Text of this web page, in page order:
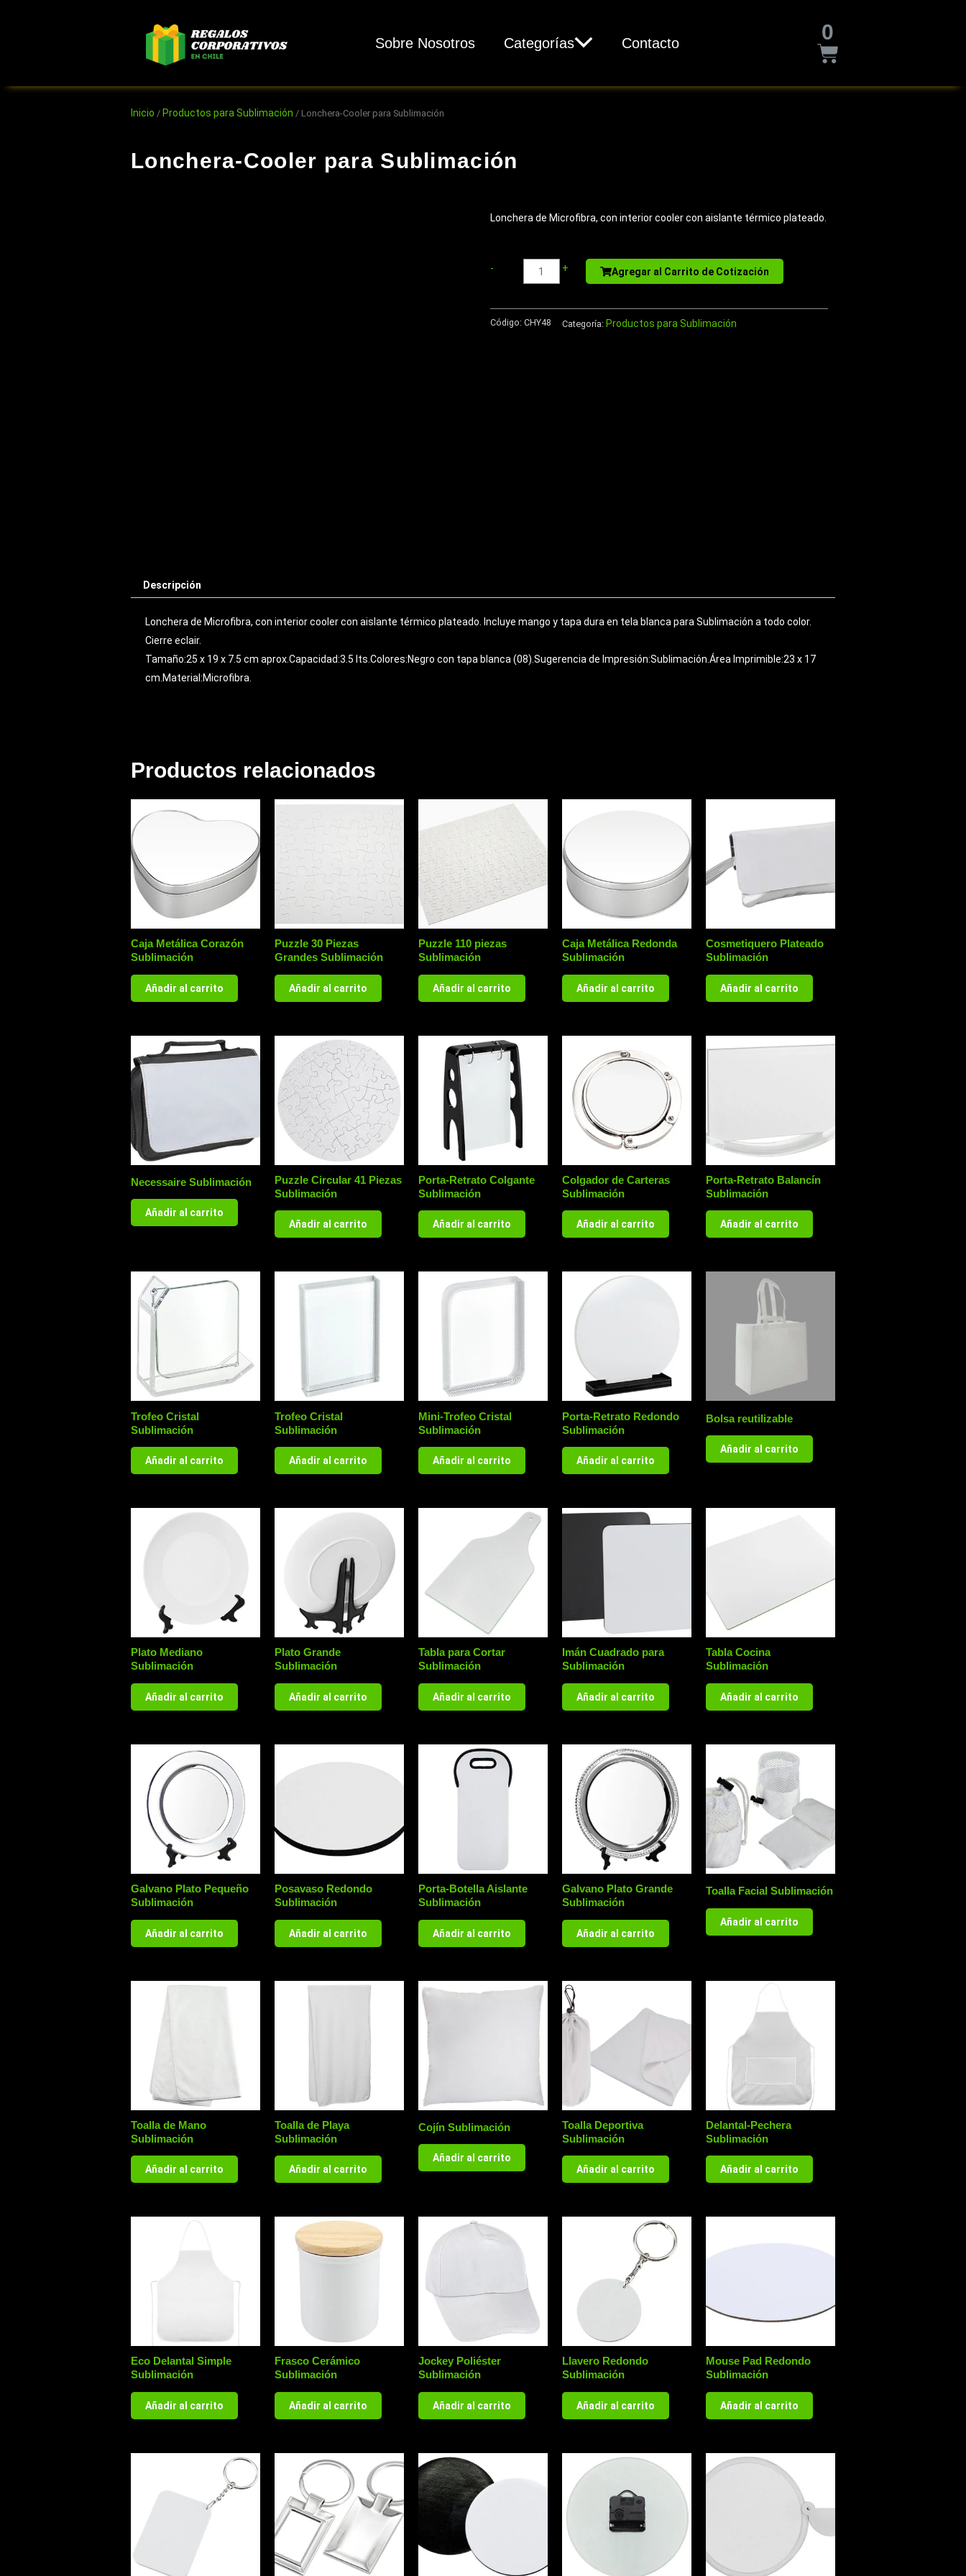
Sobre Nosotros Categorías Contacto 0
Inicio / Productos para Sublimación / Lonchera-Cooler para Sublimación
Lonchera-Cooler para Sublimación
Lonchera de Microfibra, con interior cooler con aislante térmico plateado.
-
de
+ Agregar al Carrito de Cotización
Código: CHY48 Categoría: Productos para Sublimación
Descripción
Lonchera de Microfibra, con interior cooler con aislante térmico plateado. Incluye mango y tapa dura en tela blanca para Sublimación a todo color.
Cierre eclair.
Tamaño:25 x 19 x 7.5 cm aprox.Capacidad:3.5 lts.Colores:Negro con tapa blanca (08).Sugerencia de Impresión:Sublimación.Área Imprimible:23 x 17
cm.Material:Microfibra.
Productos relacionados
Caja Metálica Corazón
Sublimación
Añadir al carrito
Puzzle 30 Piezas
Grandes Sublimación
Añadir al carrito
Puzzle 110 piezas
Sublimación
Añadir al carrito
Caja Metálica Redonda
Sublimación
Añadir al carrito
Cosmetiquero Plateado
Sublimación
Añadir al carrito
Necessaire Sublimación
Añadir al carrito
Puzzle Circular 41 Piezas
Sublimación
Añadir al carrito
Porta-Retrato Colgante
Sublimación
Añadir al carrito
Colgador de Carteras
Sublimación
Añadir al carrito
Porta-Retrato Balancín
Sublimación
Añadir al carrito
Trofeo Cristal
Sublimación
Añadir al carrito
Trofeo Cristal
Sublimación
Añadir al carrito
Mini-Trofeo Cristal
Sublimación
Añadir al carrito
Porta-Retrato Redondo
Sublimación
Añadir al carrito
Bolsa reutilizable
Añadir al carrito
Plato Mediano
Sublimación
Añadir al carrito
Plato Grande
Sublimación
Añadir al carrito
Tabla para Cortar
Sublimación
Añadir al carrito
Imán Cuadrado para
Sublimación
Añadir al carrito
Tabla Cocina
Sublimación
Añadir al carrito
Galvano Plato Pequeño
Sublimación
Añadir al carrito
Posavaso Redondo
Sublimación
Añadir al carrito
Porta-Botella Aislante
Sublimación
Añadir al carrito
Galvano Plato Grande
Sublimación
Añadir al carrito
Toalla Facial Sublimación
Añadir al carrito
Toalla de Mano
Sublimación
Añadir al carrito
Toalla de Playa
Sublimación
Añadir al carrito
Cojín Sublimación
Añadir al carrito
Toalla Deportiva
Sublimación
Añadir al carrito
Delantal-Pechera
Sublimación
Añadir al carrito
Eco Delantal Simple
Sublimación
Añadir al carrito
Frasco Cerámico
Sublimación
Añadir al carrito
Jockey Poliéster
Sublimación
Añadir al carrito
Llavero Redondo
Sublimación
Añadir al carrito
Mouse Pad Redondo
Sublimación
Añadir al carrito